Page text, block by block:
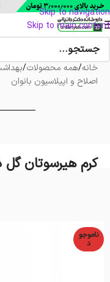
Skip to navigation
Skip to main content
خانه/همه محصولات/
اصلاح و اپیلاسیون بانوان
کرم هیرسوتان گل دارو
ناموجو
د